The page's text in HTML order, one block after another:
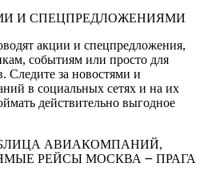
И СПЕЦПРЕДЛОЖЕНИЯМИ
акции и спецпредложения,
событиям или просто для
Следите за новостями и
в социальных сетях и на их
действительно выгодное
АВИАКОМПАНИЙ,
РЕЙСЫ МОСКВА ౼ ПРАГА